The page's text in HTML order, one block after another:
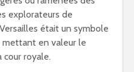
explorateurs de
était un symbole
mettant en valeur le
cour royale.